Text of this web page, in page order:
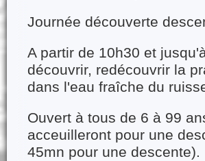
Journée découverte
A partir de 10h30 et
découvrir, redécouvrir la
dans l'eau fraîche du
Ouvert à tous de 6 à 99
acceuilleront pour une
45mn pour une descente).